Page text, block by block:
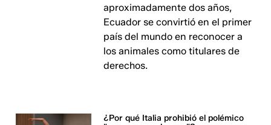
aproximadamente dos años,
Ecuador se convirtió en el primer
país del mundo en reconocer a
los animales como titulares de
derechos.
¿Por qué Italia prohibió el polémico